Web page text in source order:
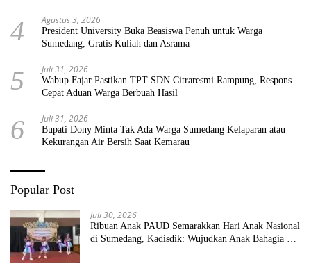
4 Agustus 3, 2026
President University Buka Beasiswa Penuh untuk Warga
Sumedang, Gratis Kuliah dan Asrama
5 Juli 31, 2026
Wabup Fajar Pastikan TPT SDN Citraresmi Rampung, Respons
Cepat Aduan Warga Berbuah Hasil
6 Juli 31, 2026
Bupati Dony Minta Tak Ada Warga Sumedang Kelaparan atau
Kekurangan Air Bersih Saat Kemarau
Popular Post
Juli 30, 2026
Ribuan Anak PAUD Semarakkan Hari Anak Nasional
di Sumedang, Kadisdik: Wujudkan Anak Bahagia dan